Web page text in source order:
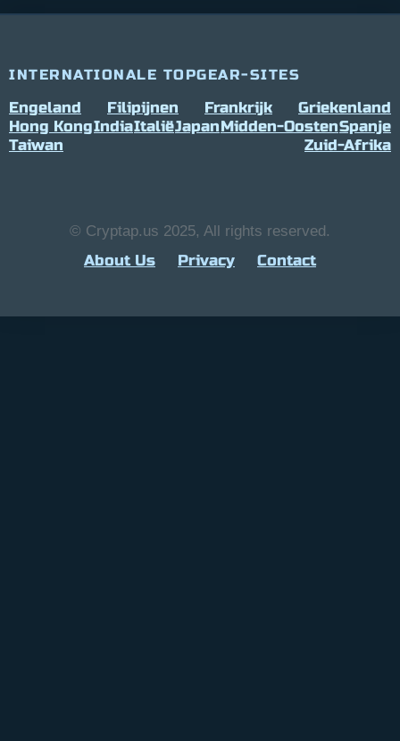
INTERNATIONALE TOPGEAR-SITES
Engeland Filipijnen Frankrijk
Griekenland
Hong KongIndiaItaliëJapanMidden-OostenSpanje
Taiwan
Zuid-Afrika
© Cryptap.us 2025, All rights reserved.
About Us Privacy Contact